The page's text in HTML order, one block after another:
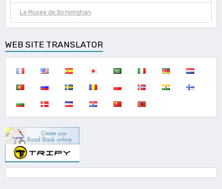
Le Musée de Birnimghan
WEB SITE TRANSLATOR